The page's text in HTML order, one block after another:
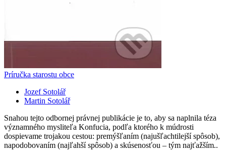
Príručka starostu obce
Jozef Sotolář
Martin Sotolář
Snahou tejto odbornej právnej publikácie je to, aby sa naplnila téza
významného mysliteľa Konfucia, podľa ktorého k múdrosti
dospievame trojakou cestou: premýšľaním (najušľachtilejší spôsob),
napodobovaním (najľahší spôsob) a skúsenosťou – tým najťažším..